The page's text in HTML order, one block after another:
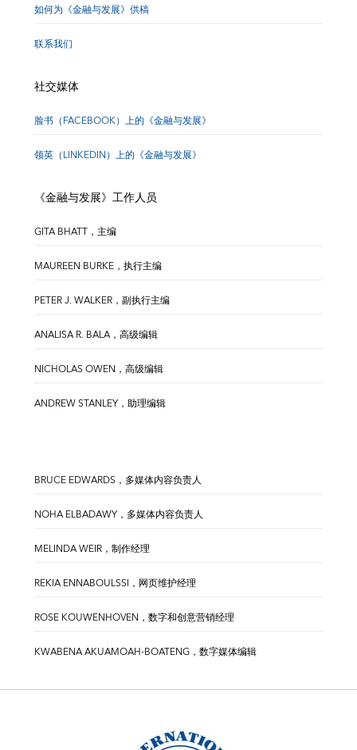
如何为《金融与发展》供稿
联系我们
社交媒体
脸书（FACEBOOK）上的《金融与发展》
领英（LINKEDIN）上的《金融与发展》
《金融与发展》工作人员
GITA BHATT，主编
MAUREEN BURKE，执行主编
PETER J. WALKER，副执行主编
ANALISA R. BALA，高级编辑
NICHOLAS OWEN，高级编辑
ANDREW STANLEY，助理编辑
BRUCE EDWARDS，多媒体内容负责人
NOHA ELBADAWY，多媒体内容负责人
MELINDA WEIR，制作经理
REKIA ENNABOULSSI，网页维护经理
ROSE KOUWENHOVEN，数字和创意营销经理
KWABENA AKUAMOAH-BOATENG，数字媒体编辑